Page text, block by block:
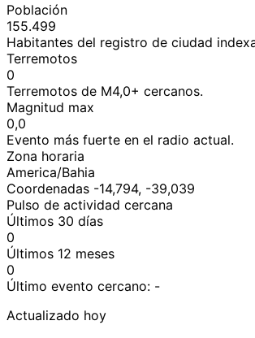
Población
155.499
Habitantes del registro de ciudad
Terremotos
0
Terremotos de M4,0+ cercanos.
Magnitud max
0,0
Evento más fuerte en el radio actual.
Zona horaria
America/Bahia
Coordenadas -14,794, -39,039
Pulso de actividad cercana
Últimos 30 días
0
Últimos 12 meses
0
Último evento cercano: -
Actualizado hoy